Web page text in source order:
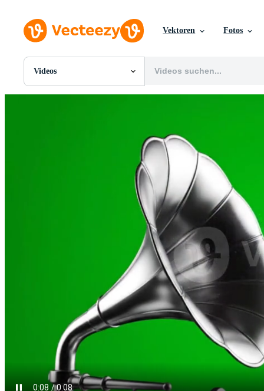
Vektoren Fotos
Videos
Alle Bilder